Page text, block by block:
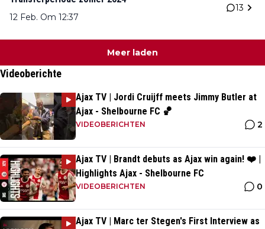
12 Feb. Om 12:37
13
Meer laden
Videoberichte
Ajax TV | Jordi Cruijff meets Jimmy Butler at
Ajax - Shelbourne FC 🏀
VIDEOBERICHTEN 2
Ajax TV | Brandt debuts as Ajax win again! ❤️ |
Highlights Ajax - Shelbourne FC
VIDEOBERICHTEN 0
Ajax TV | Marc ter Stegen's First Interview as